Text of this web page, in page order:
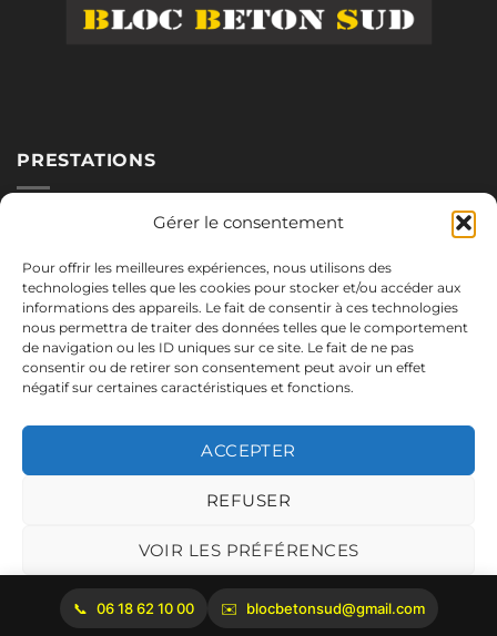
Gérer le consentement
Pour offrir les meilleures expériences, nous utilisons des
technologies telles que les cookies pour stocker et/ou accéder aux
informations des appareils. Le fait de consentir à ces technologies
nous permettra de traiter des données telles que le comportement
de navigation ou les ID uniques sur ce site. Le fait de ne pas
consentir ou de retirer son consentement peut avoir un effet
négatif sur certaines caractéristiques et fonctions.
ACCEPTER
REFUSER
VOIR LES PRÉFÉRENCES
Politique de cookies
PRESTATIONS
Réalisations
NOUS CONTACTER
blocbetonsud@gmail.com
2645 Route de Cadenet
Copyright 2026 ©Bloc Béton Sud
06 18 62 10 00 blocbetonsud@gmail.com